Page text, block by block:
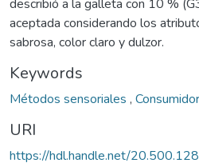
describió a la galleta con 10 %
aceptada considerando los
sabrosa, color claro y dulzor.
Keywords
Métodos sensoriales ,
URI
https://hdl.handle.net/